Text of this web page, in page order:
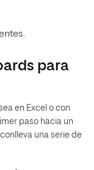
para
en Excel o con
paso hacia un
una serie de